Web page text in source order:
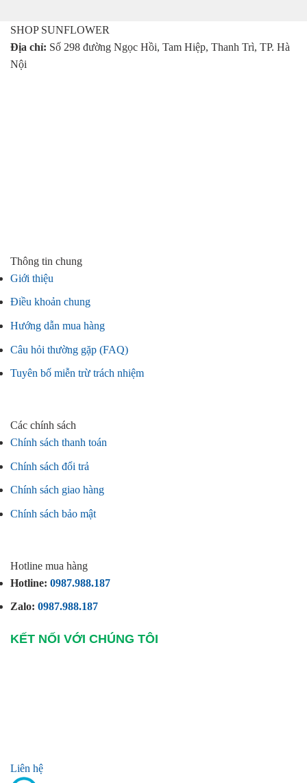
SHOP SUNFLOWER
Địa chỉ: Số 298 đường Ngọc Hồi, Tam Hiệp, Thanh Trì, TP. Hà
Nội
Thông tin chung
Giới thiệu
Điều khoản chung
Hướng dẫn mua hàng
Câu hỏi thường gặp (FAQ)
Tuyên bố miễn trừ trách nhiệm
Các chính sách
Chính sách thanh toán
Chính sách đổi trả
Chính sách giao hàng
Chính sách bảo mật
Hotline mua hàng
Hotline: 0987.988.187
Zalo: 0987.988.187
KẾT NỐI VỚI CHÚNG TÔI
Liên hệ